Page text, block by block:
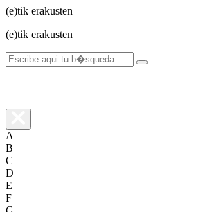
(e)tik erakusten
(e)tik erakusten
A
B
C
D
E
F